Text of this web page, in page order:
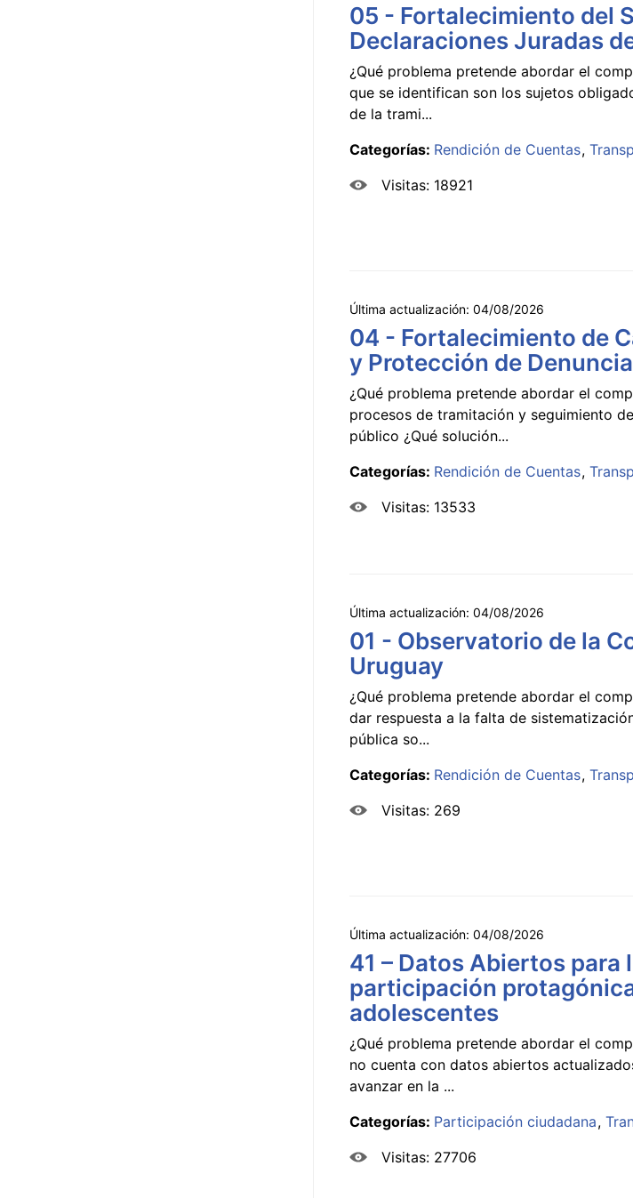
05 - Fortalecimiento del
Declaraciones Juradas
¿Qué problema pretende abordar el
que se identifican son los sujetos
de la trami...
Categorías: Rendición de Cuentas
Visitas: 18921
Última actualización: 04/08/2026
04 - Fortalecimiento de
y Protección de
¿Qué problema pretende abordar el
procesos de tramitación y seguimiento
público ¿Qué solución...
Categorías: Rendición de Cuentas
Visitas: 13533
Última actualización: 04/08/2026
01 - Observatorio de la
Uruguay
¿Qué problema pretende abordar el
dar respuesta a la falta de
pública so...
Categorías: Rendición de Cuentas
Visitas: 269
Última actualización: 04/08/2026
41 – Datos Abiertos para
participación
adolescentes
¿Qué problema pretende abordar el
no cuenta con datos abiertos
avanzar en la ...
Categorías: Participación ciudadana
Visitas: 27706